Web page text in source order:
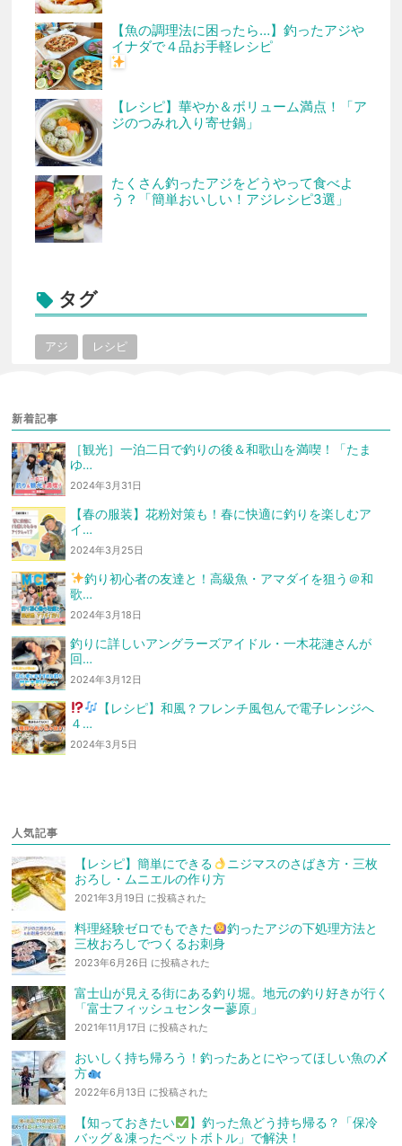
【魚の調理法に困ったら…】釣ったアジや
イナダで４品お手軽レシピ
【レシピ】華やか＆ボリューム満点！「ア
ジのつみれ入り寄せ鍋」
たくさん釣ったアジをどうやって食べよ
う？「簡単おいしい！アジレシピ3選」
 タグ
アジ レシピ
新着記事
［観光］一泊二日で釣りの後＆和歌山を満喫！「たま
ゆ…
2024年3月31日
【春の服装】花粉対策も！春に快適に釣りを楽しむア
イ…
2024年3月25日
釣り初心者の友達と！高級魚・アマダイを狙う ＠和
歌…
2024年3月18日
釣りに詳しいアングラーズアイドル・一木花漣さんが
回…
2024年3月12日
【レシピ】和風？フレンチ風包んで電子レンジへ
４…
2024年3月5日
人気記事
【レシピ】簡単にできる
ニジマスのさばき方・三枚
おろし・ムニエルの作り方
2021年3月19日 に投稿された
料理経験ゼロでもできた
釣ったアジの下処理方法と
三枚おろしでつくるお刺身
2023年6月26日 に投稿された
富士山が見える街にある釣り堀。地元の釣り好きが行く
「富士フィッシュセンター蓼原」
2021年11月17日 に投稿された
おいしく持ち帰ろう！釣ったあとにやってほしい魚の〆
方
2022年6月13日 に投稿された
【知っておきたい
】釣った魚どう持ち帰る？「保冷
バッグ＆凍ったペットボトル」で解決！